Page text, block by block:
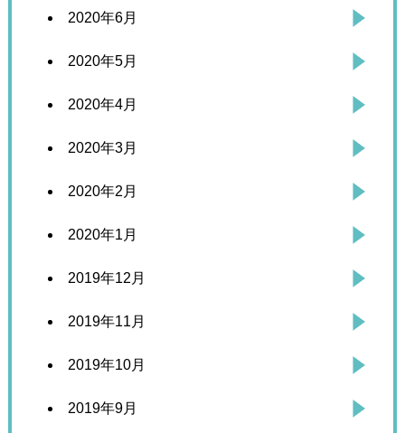
2020年6月
2020年5月
2020年4月
2020年3月
2020年2月
2020年1月
2019年12月
2019年11月
2019年10月
2019年9月